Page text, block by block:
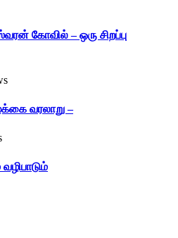
கோவில் – ஒரு சிறப்பு
வரலாறு –